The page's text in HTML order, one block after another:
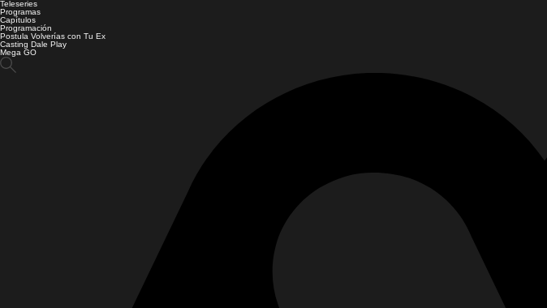
Teleseries
Programas
Capítulos
Programación
Postula Volverías con Tu Ex
Casting Dale Play
Mega GO